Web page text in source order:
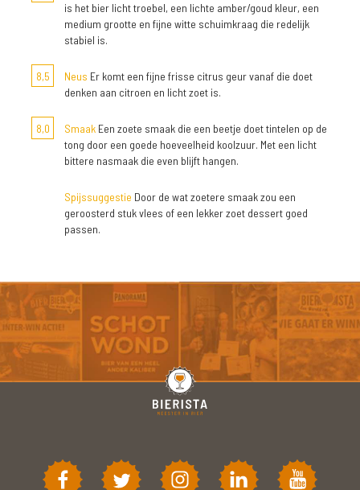
is het bier licht troebel, een lichte amber/goud kleur, een
medium grootte en fijne witte schuimkraag die redelijk
stabiel is.
8,5 Neus Er komt een fijne frisse citrus geur vanaf die doet
denken aan citroen en licht zoet is.
8,0 Smaak Een zoete smaak die een beetje doet tintelen op de
tong door een goede hoeveelheid koolzuur. Met een licht
bittere nasmaak die even blijft hangen.
Spijssuggestie Door de wat zoetere smaak zou een
geroosterd stuk vlees of een lekker zoet dessert goed
passen.